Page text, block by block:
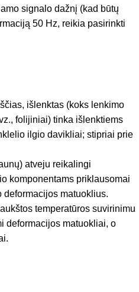
signalo dažnį (kad būtų
50 Hz, reikia pasirinkti
išlenktas (koks lenkimo
folijiniai) tinka išlenktiems
ilgio davikliai; stipriai prie
atveju reikalingi
komponentams priklausomai
matuoklius.
temperatūros suvirinimu
deformacijos matuokliai, o